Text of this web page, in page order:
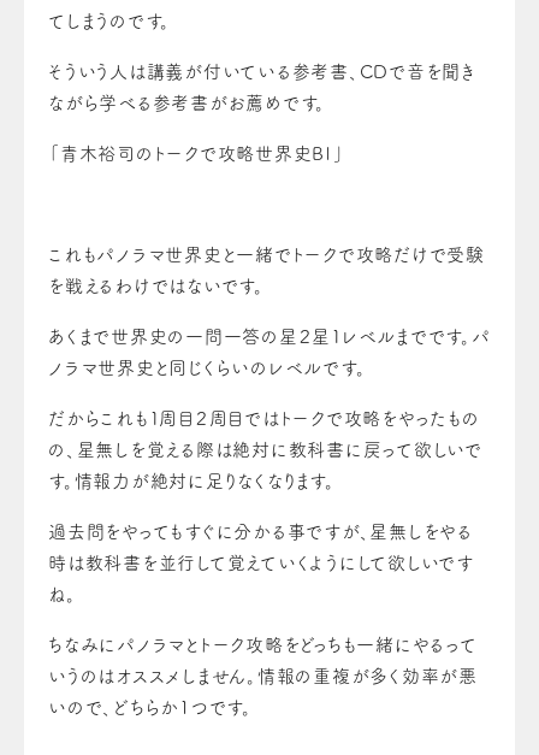
てしまうのです。
そういう人は講義が付いている参考書、CDで音を聞き
ながら学べる参考書がお薦めです。
「青木裕司のトークで攻略世界史Bｌ」
これもパノラマ世界史と一緒でトークで攻略だけで受験
を戦えるわけではないです。
あくまで世界史の一問一答の星２星１レベルまでです。パ
ノラマ世界史と同じくらいのレベルです。
だからこれも１周目２周目ではトークで攻略をやったもの
の、星無しを覚える際は絶対に教科書に戻って欲しいで
す。情報力が絶対に足りなくなります。
過去問をやってもすぐに分かる事ですが、星無しをやる
時は教科書を並行して覚えていくようにして欲しいです
ね。
ちなみにパノラマとトーク攻略をどっちも一緒にやるって
いうのはオススメしません。情報の重複が多く効率が悪
いので、どちらか1つです。